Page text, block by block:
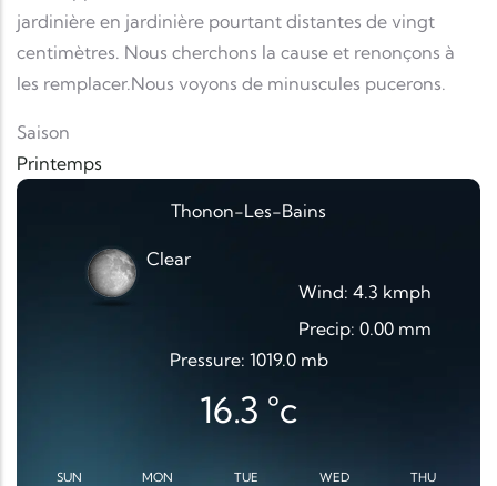
jardinière en jardinière pourtant distantes de vingt
centimètres. Nous cherchons la cause et renonçons à
les remplacer.Nous voyons de minuscules pucerons.
Saison
Printemps
Thonon-Les-Bains
Clear
Wind: 4.3 kmph
Precip: 0.00 mm
Pressure: 1019.0 mb
16.3 °c
SUN MON TUE WED THU